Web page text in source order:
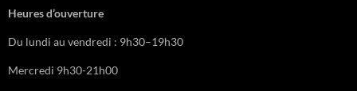
Heures d’ouverture
Du lundi au vendredi : 9h30–19h30
Mercredi 9h30-21h00